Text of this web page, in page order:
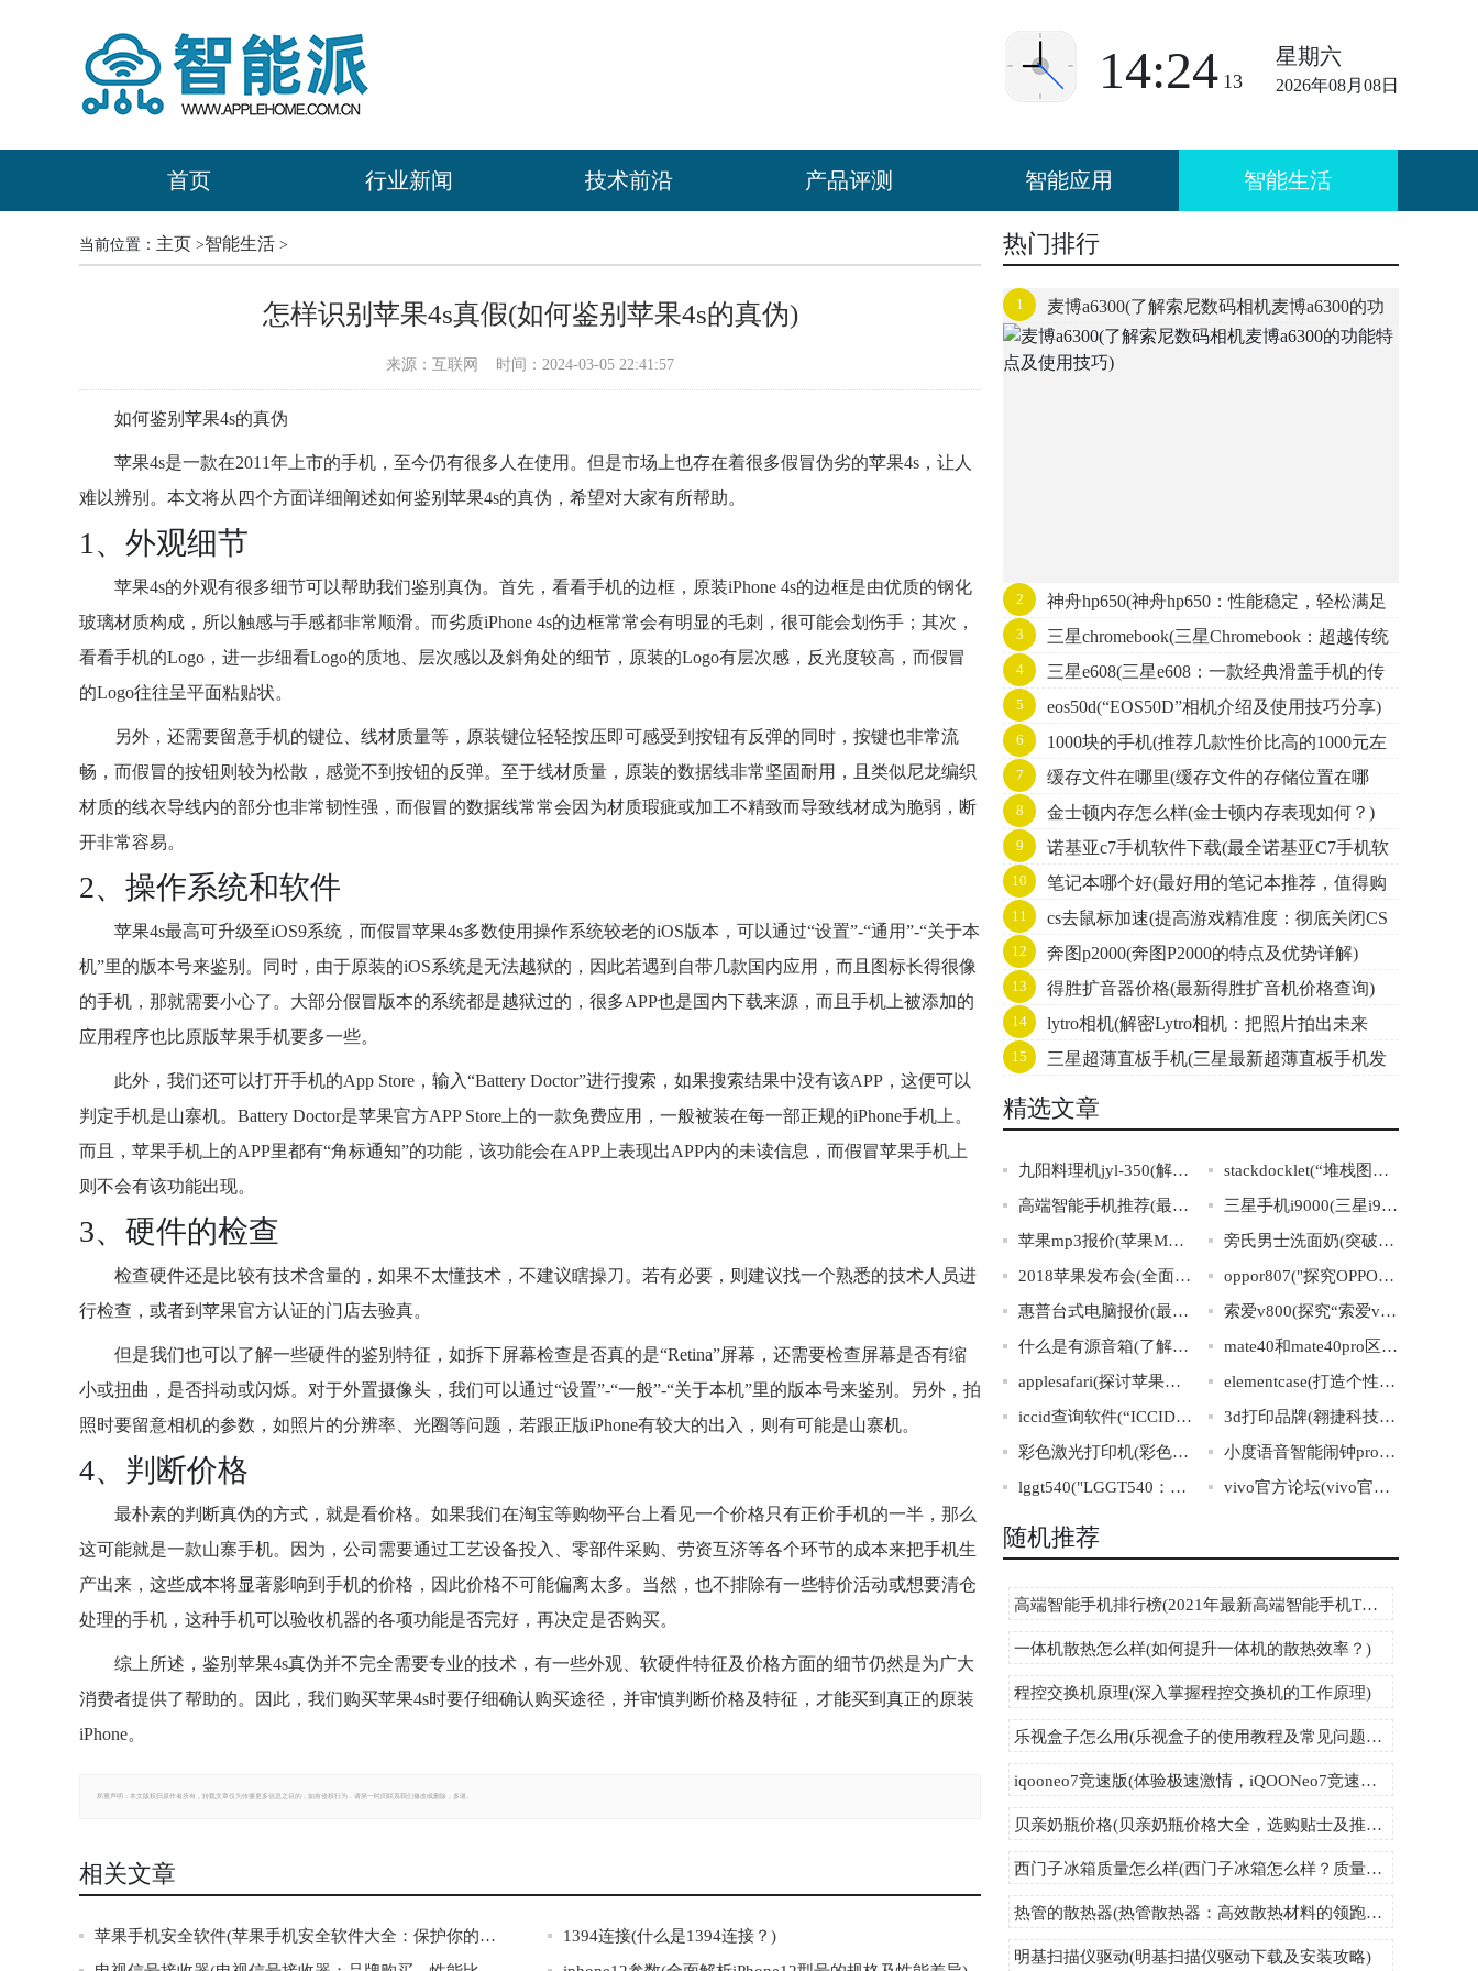
星期六
2026年08月08日
14:24 13
首页 行业新闻 技术前沿 产品评测 智能应用 智能生活
当前位置： 主页 >智能生活 >
怎样识别苹果4s真假(如何鉴别苹果4s的真伪)
来源：互联网 时间：2024-03-05 22:41:57
如何鉴别苹果4s的真伪
苹果4s是一款在2011年上市的手机，至今仍有很多人在使用。但是市场上也存在着很多假冒伪劣的苹果4s，让人
难以辨别。本文将从四个方面详细阐述如何鉴别苹果4s的真伪，希望对大家有所帮助。
1、外观细节
苹果4s的外观有很多细节可以帮助我们鉴别真伪。首先，看看手机的边框，原装iPhone 4s的边框是由优质的钢化
玻璃材质构成，所以触感与手感都非常顺滑。而劣质iPhone 4s的边框常常会有明显的毛刺，很可能会划伤手；其次，
看看手机的Logo，进一步细看Logo的质地、层次感以及斜角处的细节，原装的Logo有层次感，反光度较高，而假冒
的Logo往往呈平面粘贴状。
另外，还需要留意手机的键位、线材质量等，原装键位轻轻按压即可感受到按钮有反弹的同时，按键也非常流
畅，而假冒的按钮则较为松散，感觉不到按钮的反弹。至于线材质量，原装的数据线非常坚固耐用，且类似尼龙编织
材质的线衣导线内的部分也非常韧性强，而假冒的数据线常常会因为材质瑕疵或加工不精致而导致线材成为脆弱，断
开非常容易。
2、操作系统和软件
苹果4s最高可升级至iOS9系统，而假冒苹果4s多数使用操作系统较老的iOS版本，可以通过“设置”-“通用”-“关于本
机”里的版本号来鉴别。同时，由于原装的iOS系统是无法越狱的，因此若遇到自带几款国内应用，而且图标长得很像
的手机，那就需要小心了。大部分假冒版本的系统都是越狱过的，很多APP也是国内下载来源，而且手机上被添加的
应用程序也比原版苹果手机要多一些。
此外，我们还可以打开手机的App Store，输入“Battery Doctor”进行搜索，如果搜索结果中没有该APP，这便可以
判定手机是山寨机。Battery Doctor是苹果官方APP Store上的一款免费应用，一般被装在每一部正规的iPhone手机上。
而且，苹果手机上的APP里都有“角标通知”的功能，该功能会在APP上表现出APP内的未读信息，而假冒苹果手机上
则不会有该功能出现。
3、硬件的检查
检查硬件还是比较有技术含量的，如果不太懂技术，不建议瞎操刀。若有必要，则建议找一个熟悉的技术人员进
行检查，或者到苹果官方认证的门店去验真。
但是我们也可以了解一些硬件的鉴别特征，如拆下屏幕检查是否真的是“Retina”屏幕，还需要检查屏幕是否有缩
小或扭曲，是否抖动或闪烁。对于外置摄像头，我们可以通过“设置”-“一般”-“关于本机”里的版本号来鉴别。另外，拍
照时要留意相机的参数，如照片的分辨率、光圈等问题，若跟正版iPhone有较大的出入，则有可能是山寨机。
4、判断价格
最朴素的判断真伪的方式，就是看价格。如果我们在淘宝等购物平台上看见一个价格只有正价手机的一半，那么
这可能就是一款山寨手机。因为，公司需要通过工艺设备投入、零部件采购、劳资互济等各个环节的成本来把手机生
产出来，这些成本将显著影响到手机的价格，因此价格不可能偏离太多。当然，也不排除有一些特价活动或想要清仓
处理的手机，这种手机可以验收机器的各项功能是否完好，再决定是否购买。
综上所述，鉴别苹果4s真伪并不完全需要专业的技术，有一些外观、软硬件特征及价格方面的细节仍然是为广大
消费者提供了帮助的。因此，我们购买苹果4s时要仔细确认购买途径，并审慎判断价格及特征，才能买到真正的原装
iPhone。
郑重声明：本文版权归原作者所有，转载文章仅为传播更多信息之目的，如有侵权行为，请第一时间联系我们修改或删除，多谢。
相关文章
苹果手机安全软件(苹果手机安全软件大全：保护你的隐私及数据安全)
1394连接(什么是1394连接？)
热门排行
1
麦博a6300(了解索尼数码相机麦博a6300的功
能特点及使用技巧)
2
神舟hp650(神舟hp650：性能稳定，轻松满足
日常办公和娱乐需求)
3
三星chromebook(三星Chromebook：超越传统
笔记本的轻薄出行利器)
4
三星e608(三星e608：一款经典滑盖手机的传
奇)
5 eos50d(“EOS50D”相机介绍及使用技巧分享)
6
1000块的手机(推荐几款性价比高的1000元左
右手机)
7
缓存文件在哪里(缓存文件的存储位置在哪
里？)
8 金士顿内存怎么样(金士顿内存表现如何？)
9
诺基亚c7手机软件下载(最全诺基亚C7手机软
件下载大全)
10
笔记本哪个好(最好用的笔记本推荐，值得购
买的笔记本排行榜)
11
cs去鼠标加速(提高游戏精准度：彻底关闭CS
鼠标加速)
12 奔图p2000(奔图P2000的特点及优势详解)
13 得胜扩音器价格(最新得胜扩音机价格查询)
14
lytro相机(解密Lytro相机：把照片拍出未来
感！)
15
三星超薄直板手机(三星最新超薄直板手机发
布！)
精选文章
九阳料理机jyl-350(解锁九阳料理机jyl-350的4个神秘功能！)
stackdocklet(“堆栈图标栏”的创意解决方案)
高端智能手机推荐(最佳高端智能手机推荐推荐：2021年最受欢迎和耐用的品牌和型号)
三星手机i9000(三星i9000手机详细介绍及使用技巧分享)
苹果mp3报价(苹果MP3报价大全，最新价格一览！)
旁氏男士洗面奶(突破男士洁面新纪元，旁氏深度滋养洗面奶来袭)
2018苹果发布会(全面解读苹果2018发布：新品、价格、趋势)
oppor807("探究OPPOR807的颠峰设计与创新科技")
惠普台式电脑报价(最新惠普台式电脑价格一览)
索爱v800(探究“索爱v800”高端旗舰手机的品质与性能)
什么是有源音箱(了解有源音箱，享受高品质音乐！)
mate40和mate40pro区别(Mate40和Mate40Pro的详细区别解析)
applesafari(探讨苹果公司旗下浏览器Safari的特点和优劣势)
elementcase(打造个性化极简保护套：ElementCase秉承创新设计，为您的手机保驾护航)
iccid查询软件(“ICCID查询软件”介绍与应用指南)
3d打印品牌(翱捷科技：定义3D打印行业风向标)
彩色激光打印机(彩色激光打印机的工作原理、特点与购买建议)
小度语音智能闹钟pro(智能闹钟小度pro，让你从此告别重复闹铃的叮叮声！)
lggt540("LGGT540：一款经典的Android智能手机")
vivo官方论坛(vivo官方论坛：良好交流互助的平台)
随机推荐
高端智能手机排行榜(2021年最新高端智能手机TOP10排名大揭晓)
一体机散热怎么样(如何提升一体机的散热效率？)
程控交换机原理(深入掌握程控交换机的工作原理)
乐视盒子怎么用(乐视盒子的使用教程及常见问题解答)
iqooneo7竞速版(体验极速激情，iQOONeo7竞速版震撼上市！)
贝亲奶瓶价格(贝亲奶瓶价格大全，选购贴士及推荐)
西门子冰箱质量怎么样(西门子冰箱怎么样？质量评测报告揭晓！)
热管的散热器(热管散热器：高效散热材料的领跑者。)
明基扫描仪驱动(明基扫描仪驱动下载及安装攻略)